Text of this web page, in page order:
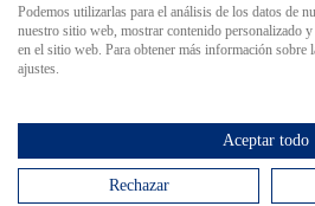
Search for
MCS en el mundo
Podemos utilizarlas para el análisis de los datos de
nuestro sitio web, mostrar contenido personalizado
en el sitio web. Para obtener más información sobre
ajustes.
Aceptar todo
Rechazar